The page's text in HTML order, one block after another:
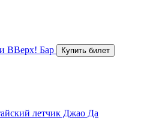
ВВерх! Бар
летчик Джао Да